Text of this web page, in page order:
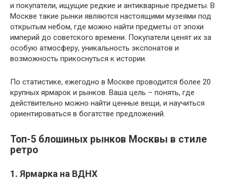
и покупатели, ищущие редкие и антикварные предметы. В
Москве такие рынки являются настоящими музеями под
открытым небом, где можно найти предметы от эпохи
империй до советского времени. Покупатели ценят их за
особую атмосферу, уникальность экспонатов и
возможность прикоснуться к истории.
По статистике, ежегодно в Москве проводится более 20
крупных ярмарок и рынков. Ваша цель – понять, где
действительно можно найти ценные вещи, и научиться
ориентироваться в богатстве предложений.
Топ-5 блошиных рынков Москвы в стиле
ретро
1. Ярмарка на ВДНХ